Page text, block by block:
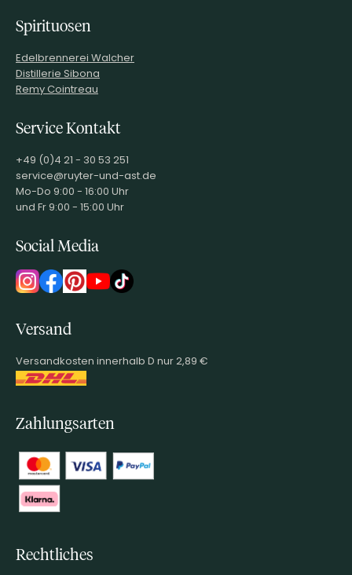
Spirituosen
Edelbrennerei Walcher
Distillerie Sibona
Remy Cointreau
Service Kontakt
+49 (0)4 21 - 30 53 251
service@ruyter-und-ast.de
Mo-Do 9:00 - 16:00 Uhr
und Fr 9:00 - 15:00 Uhr
Social Media
Versand
Versandkosten innerhalb D nur 2,89 €
Zahlungsarten
Rechtliches